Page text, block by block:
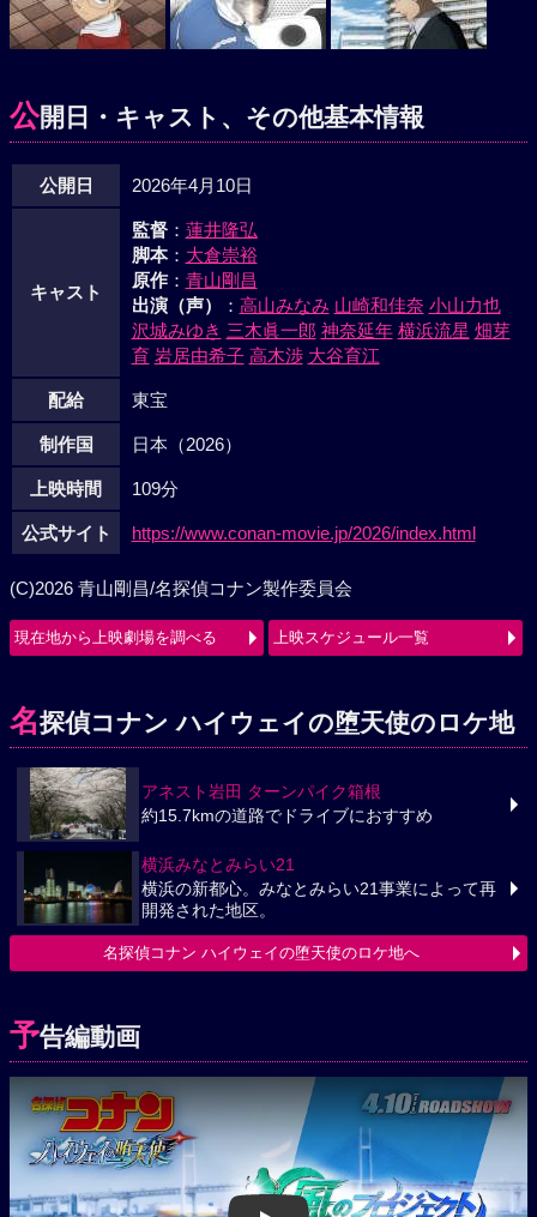
公開日・キャスト、その他基本情報
公開日 2026年4月10日
キャスト
監督： 蓮井隆弘
脚本： 大倉崇裕
原作： 青山剛昌
出演（声）
： 高山みなみ 山崎和佳奈 小山力也
沢城みゆき 三木眞一郎 神奈延年 横浜流星 畑芽
育 岩居由希子 高木渉 大谷育江
配給 東宝
制作国 日本（2026）
上映時間 109分
公式サイト https://www.conan-movie.jp/2026/index.html
(C)2026 青山剛昌/名探偵コナン製作委員会
現在地から上映劇場を調べる 上映スケジュール一覧
名探偵コナン ハイウェイの堕天使のロケ地
アネスト岩田 ターンパイク箱根
約15.7kmの道路でドライブにおすすめ
横浜みなとみらい21
横浜の新都心。みなとみらい21事業によって再
開発された地区。
名探偵コナン ハイウェイの堕天使のロケ地へ
予告編動画